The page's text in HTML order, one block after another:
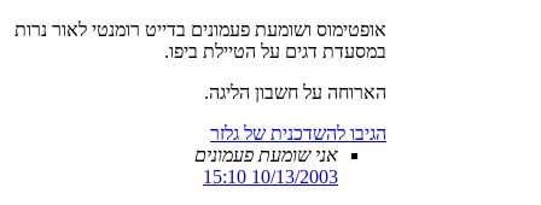
אופטימוס ושומעת פעמונים בדייט רומנטי לאור נרות
במסעדת דגים על הטיילת ביפו.
הארוחה על חשבון הליגה.
הגיבו להשדכנית של גלזר
אני שומעת פעמונים
10/13/2003 15:10